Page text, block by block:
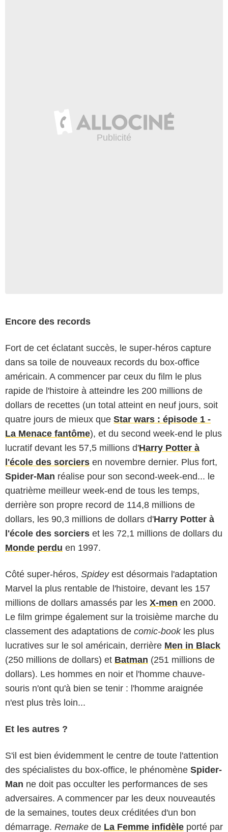
Encore des records
Fort de cet éclatant succès, le super-héros capture
dans sa toile de nouveaux records du box-office
américain. A commencer par ceux du film le plus
rapide de l'histoire à atteindre les 200 millions de
dollars de recettes (un total atteint en neuf jours, soit
quatre jours de mieux que Star wars : épisode 1 -
La Menace fantôme), et du second week-end le plus
lucratif devant les 57,5 millions d'Harry Potter à
l'école des sorciers en novembre dernier. Plus fort,
Spider-Man réalise pour son second-week-end... le
quatrième meilleur week-end de tous les temps,
derrière son propre record de 114,8 millions de
dollars, les 90,3 millions de dollars d'Harry Potter à
l'école des sorciers et les 72,1 millions de dollars du
Monde perdu en 1997.
Côté super-héros, Spideyest désormais l'adaptation
Marvel la plus rentable de l'histoire, devant les 157
millions de dollars amassés par les X-men en 2000.
Le film grimpe également sur la troisième marche du
classement des adaptations de comic-bookles plus
lucratives sur le sol américain, derrière Men in Black
(250 millions de dollars) et Batman (251 millions de
dollars). Les hommes en noir et l'homme chauve-
souris n'ont qu'à bien se tenir : l'homme araignée
n'est plus très loin...
Et les autres ?
S'il est bien évidemment le centre de toute l'attention
des spécialistes du box-office, le phénomène Spider-
Man ne doit pas occulter les performances de ses
adversaires. A commencer par les deux nouveautés
de la semaines, toutes deux créditées d'un bon
démarrage. Remake de La Femme infidèle porté par